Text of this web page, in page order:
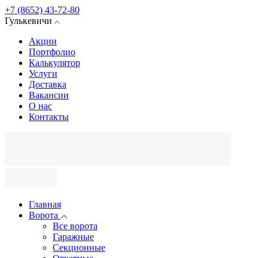
+7 (8652) 43-72-80
Гулькевичи
Акции
Портфолио
Калькулятор
Услуги
Доставка
Вакансии
О нас
Контакты
Главная
Ворота
Все ворота
Гаражные
Секционные